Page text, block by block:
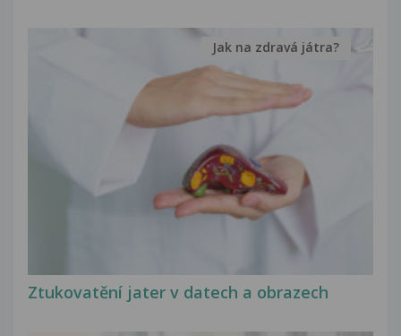
Ztukovatění jater v datech a obrazech
Jak na zdravá játra?